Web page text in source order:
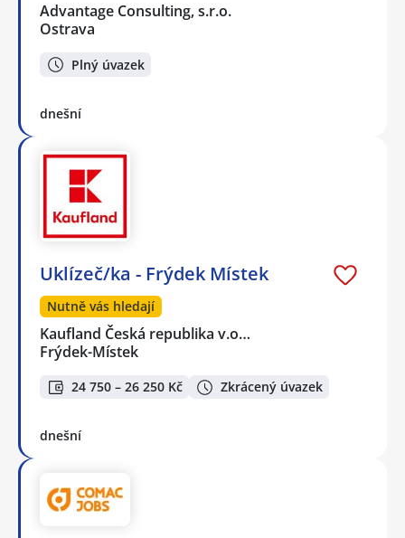
Advantage Consulting, s.r.o.
Ostrava
Plný úvazek
dnešní
Uklízeč/ka - Frýdek Místek
Nutně vás hledají
Kaufland Česká republika v.o…
Frýdek-Místek
24 750 – 26 250 Kč Zkrácený úvazek
dnešní